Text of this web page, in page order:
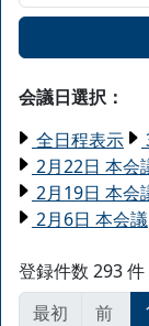
会議日選択：
全日程表示
2月22日 本会
2月19日 本会
2月6日 本会議
登録件数 293 件
最初
前